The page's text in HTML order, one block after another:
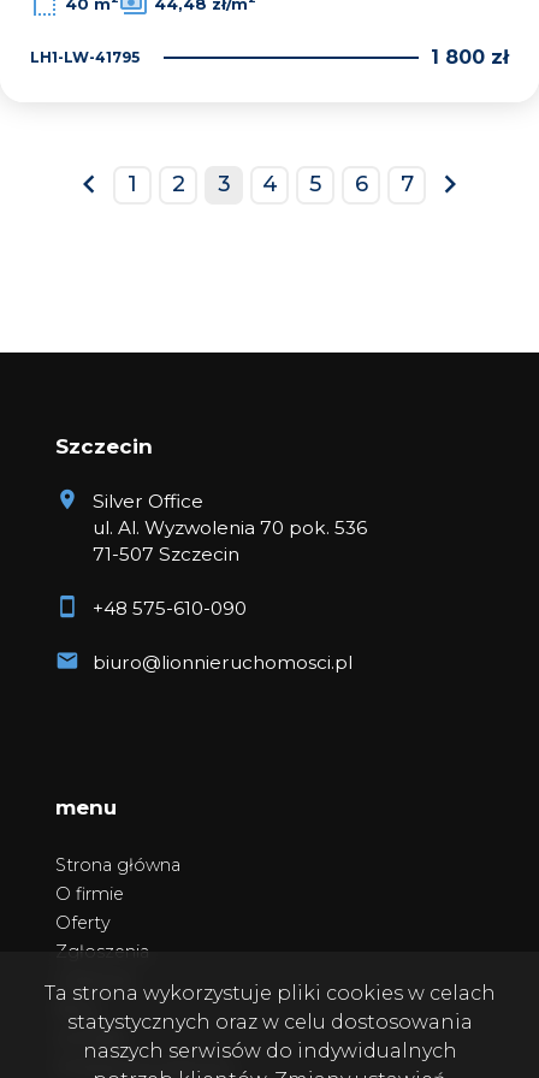
40 m
44,48 zł/m
LH1-LW-41795 1 800 zł
prev
1 2 3 4 5 6 7
next
Szczecin
Silver Office
ul. Al. Wyzwolenia 70 pok. 536
71-507 Szczecin
+48 575-610-090
biuro@lionnieruchomosci.pl
menu
Strona główna
O firmie
Oferty
Zgłoszenia
Kontakt
Polityka prywatności
Ta strona wykorzystuje pliki cookies w celach
statystycznych oraz w celu dostosowania
naszych serwisów do indywidualnych